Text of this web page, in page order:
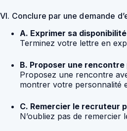
VI. Conclure par une demande
A. Exprimer sa
Terminez votre lettre en
B. Proposer une
Proposez une rencontre
montrer votre personnalité
C. Remercier le recruteur
N’oubliez pas de